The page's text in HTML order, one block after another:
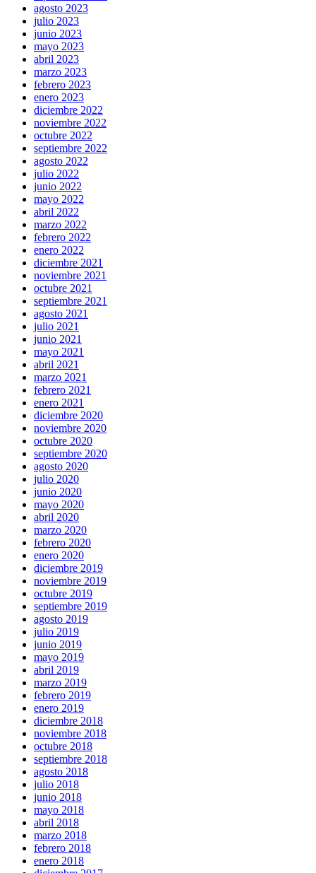
agosto 2023
julio 2023
junio 2023
mayo 2023
abril 2023
marzo 2023
febrero 2023
enero 2023
diciembre 2022
noviembre 2022
octubre 2022
septiembre 2022
agosto 2022
julio 2022
junio 2022
mayo 2022
abril 2022
marzo 2022
febrero 2022
enero 2022
diciembre 2021
noviembre 2021
octubre 2021
septiembre 2021
agosto 2021
julio 2021
junio 2021
mayo 2021
abril 2021
marzo 2021
febrero 2021
enero 2021
diciembre 2020
noviembre 2020
octubre 2020
septiembre 2020
agosto 2020
julio 2020
junio 2020
mayo 2020
abril 2020
marzo 2020
febrero 2020
enero 2020
diciembre 2019
noviembre 2019
octubre 2019
septiembre 2019
agosto 2019
julio 2019
junio 2019
mayo 2019
abril 2019
marzo 2019
febrero 2019
enero 2019
diciembre 2018
noviembre 2018
octubre 2018
septiembre 2018
agosto 2018
julio 2018
junio 2018
mayo 2018
abril 2018
marzo 2018
febrero 2018
enero 2018